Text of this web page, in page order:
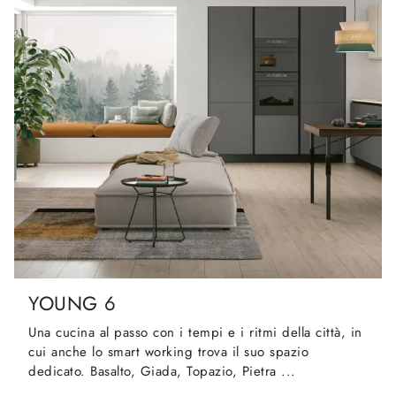
YOUNG 6
Una cucina al passo con i tempi e i ritmi della città, in
cui anche lo smart working trova il suo spazio
dedicato. Basalto, Giada, Topazio, Pietra ...